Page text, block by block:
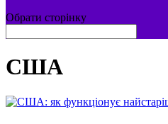
Обрати сторінку
США